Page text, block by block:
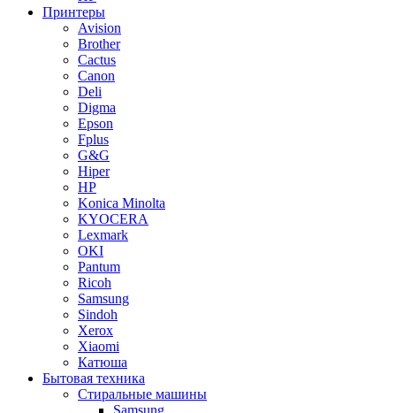
Принтеры
Avision
Brother
Cactus
Canon
Deli
Digma
Epson
Fplus
G&G
Hiper
HP
Konica Minolta
KYOCERA
Lexmark
OKI
Pantum
Ricoh
Samsung
Sindoh
Xerox
Xiaomi
Катюша
Бытовая техника
Стиральные машины